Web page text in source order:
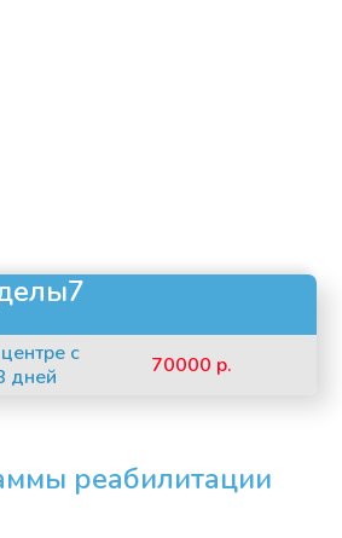
с
дней
70000 р.
реабилитации